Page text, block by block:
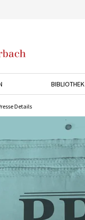
BIBLIOTHEK
Details